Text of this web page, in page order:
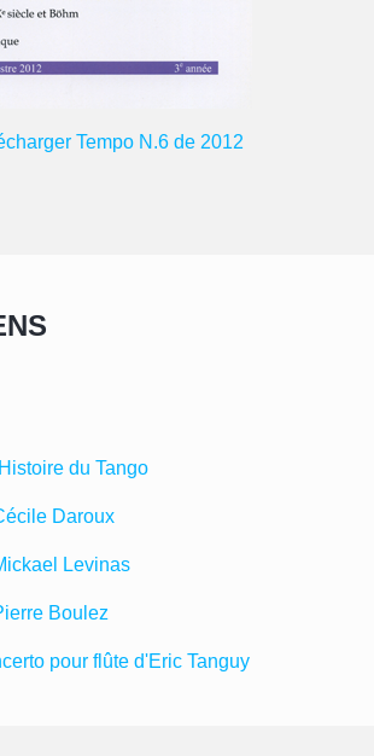
Tempo N.6 de 2012
du Tango
Daroux
Levinas
Boulez
pour flûte d'Eric Tanguy